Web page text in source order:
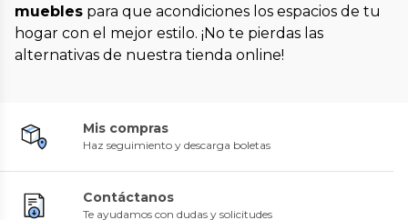
muebles para que acondiciones los espacios de tu
hogar con el mejor estilo. ¡No te pierdas las
alternativas de nuestra tienda online!
Mis compras
Haz seguimiento y descarga boletas
Contáctanos
Te ayudamos con dudas y solicitudes